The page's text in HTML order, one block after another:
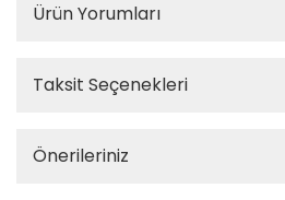
Ürün Yorumları
Taksit Seçenekleri
Önerileriniz